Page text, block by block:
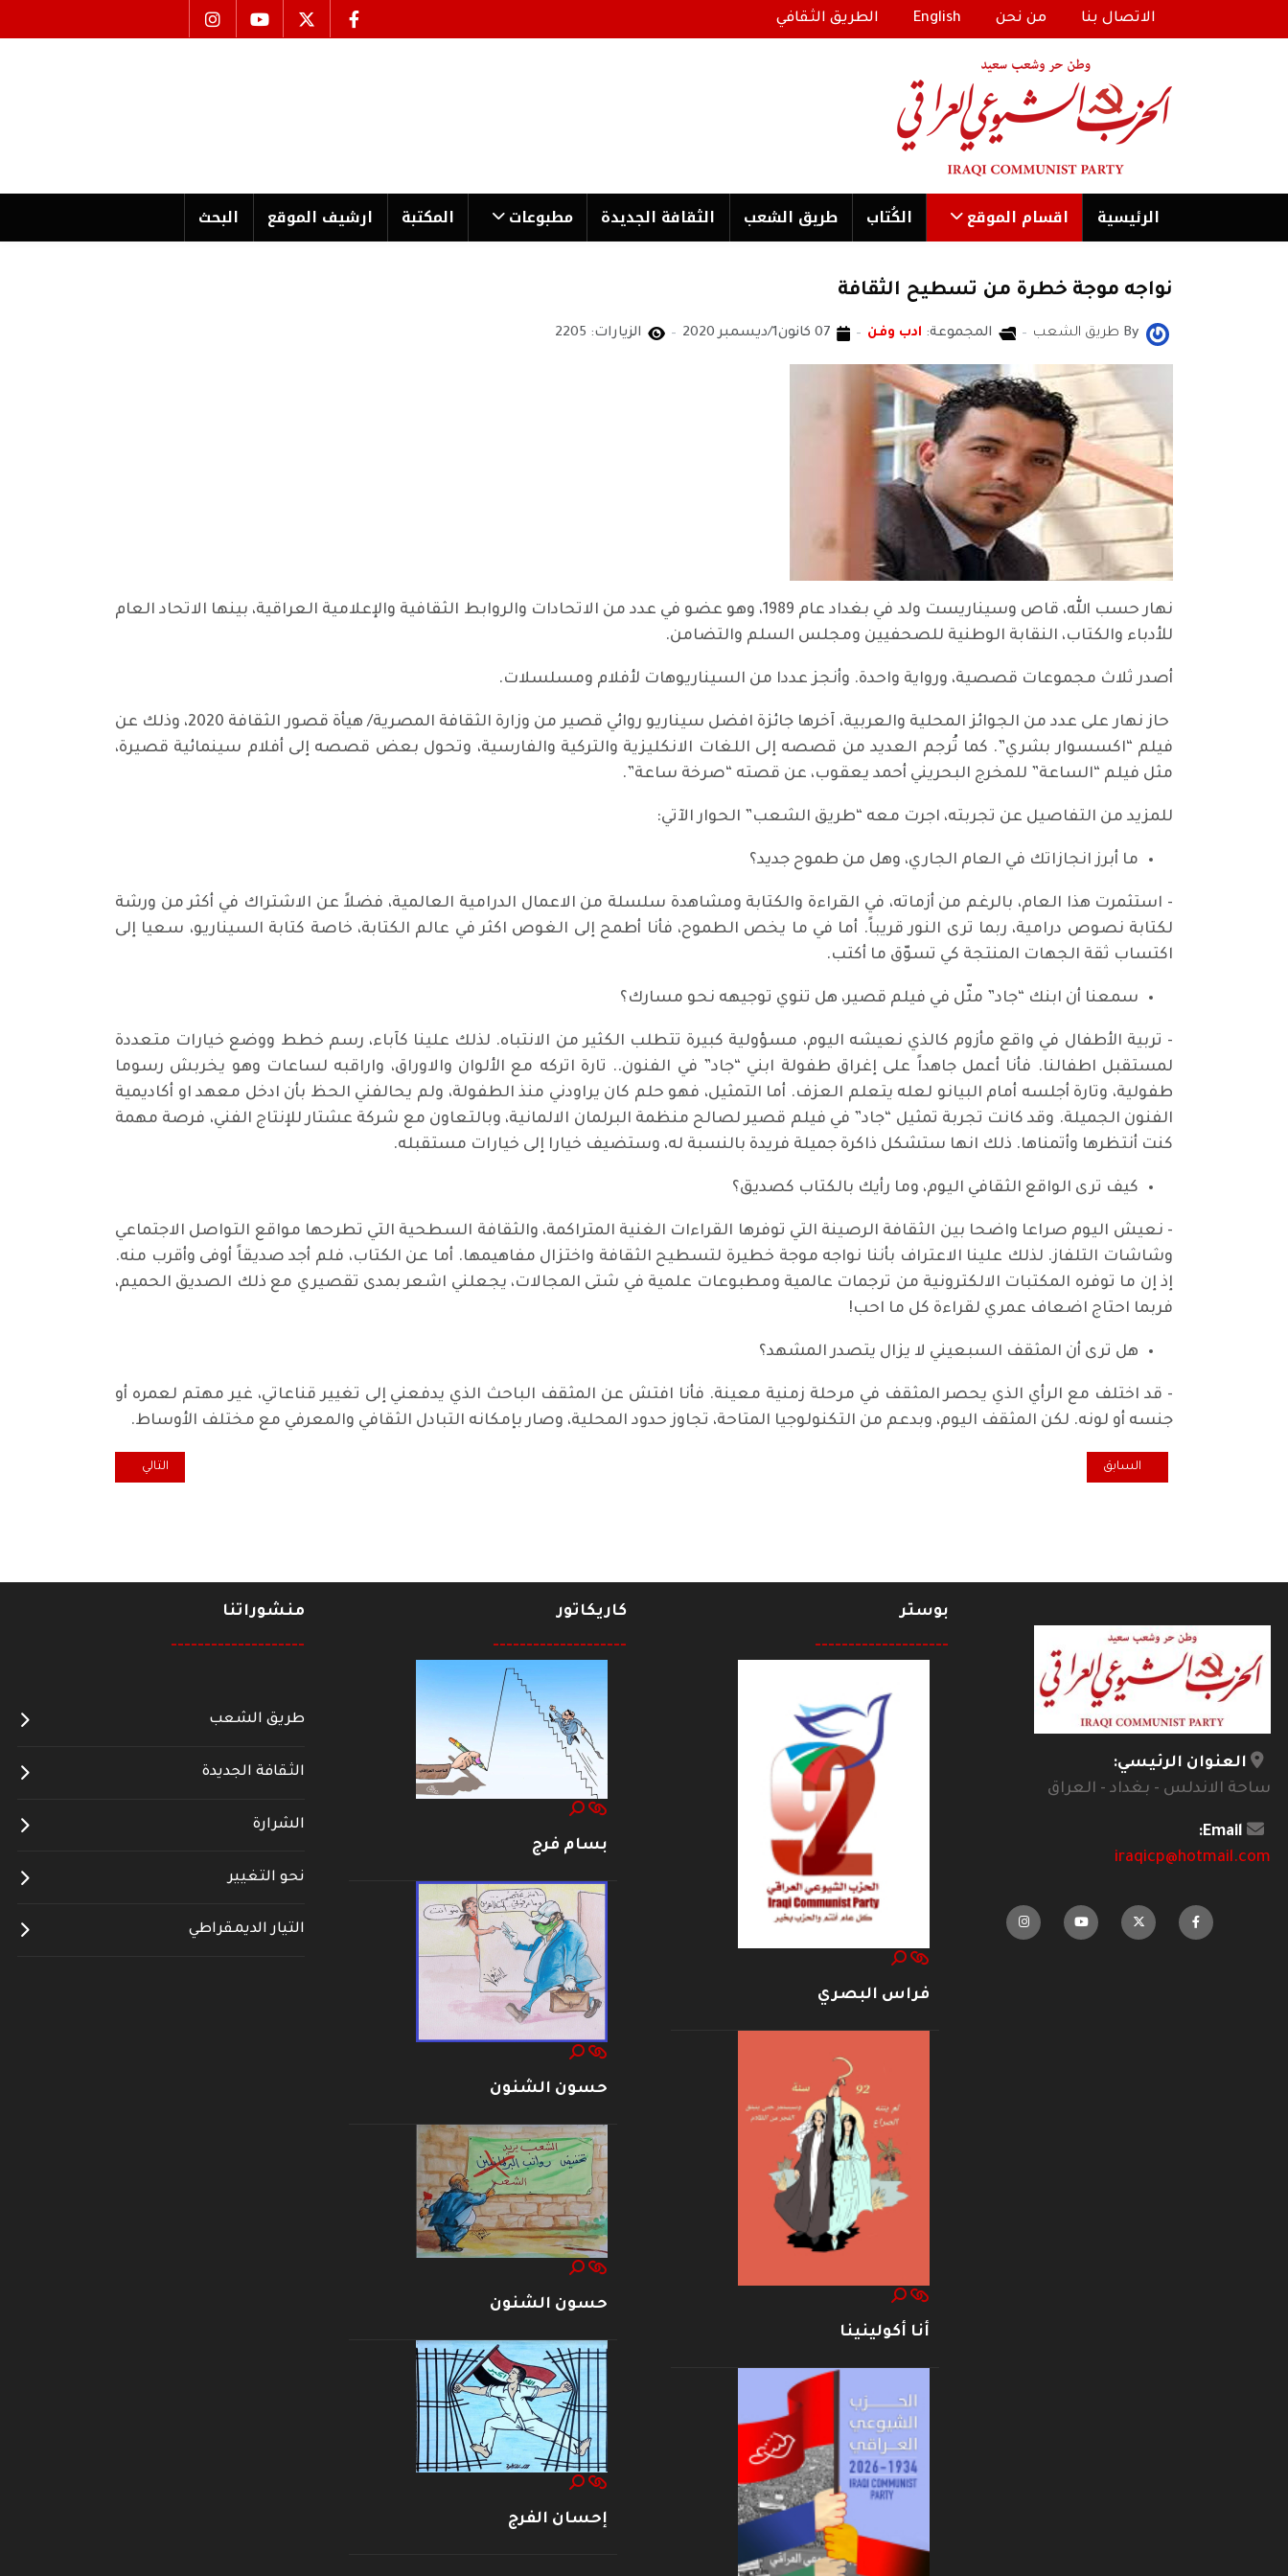
الاتصال بنا من نحن English الطريق الثقافي
الرئیسية اقسام الموقع الكُتاب طریق الشعب الثقافة الجدیدة مطبوعات المكتبة ارشیف الموقع البحث
نواجه موجة خطرة من تسطيح الثقافة
By طريق الشعب المجموعة: ادب وفن 07 كانون1/ديسمبر 2020 الزيارات: 2205
نهار حسب الله، قاص وسيناريست ولد في بغداد عام 1989، وهو عضو في عدد من الاتحادات والروابط الثقافية والإعلامية العراقية، بينها الاتحاد العام
للأدباء والكتاب، النقابة الوطنية للصحفيين ومجلس السلم والتضامن.
أصدر ثلاث مجموعات قصصية، ورواية واحدة. وأنجز عددا من السيناريوهات لأفلام ومسلسلات.
حاز نهار على عدد من الجوائز المحلية والعربية، آخرها جائزة افضل سيناريو روائي قصير من وزارة الثقافة المصرية/ هيأة قصور الثقافة 2020، وذلك عن
فيلم “اكسسوار بشري”. كما تُرجم العديد من قصصه إلى اللغات الانكليزية والتركية والفارسية، وتحول بعض قصصه إلى أفلام سينمائية قصيرة،
مثل فيلم “الساعة” للمخرج البحريني أحمد يعقوب، عن قصته “صرخة ساعة”.
للمزيد من التفاصيل عن تجربته، اجرت معه “طريق الشعب” الحوار الآتي:
ما أبرز انجازاتك في العام الجاري، وهل من طموح جديد؟
- استثمرت هذا العام، بالرغم من أزماته، في القراءة والكتابة ومشاهدة سلسلة من الاعمال الدرامية العالمية، فضلاً عن الاشتراك في أكثر من ورشة
لكتابة نصوص درامية، ربما ترى النور قريباً. أما في ما يخص الطموح، فأنا أطمح إلى الغوص اكثر في عالم الكتابة، خاصة كتابة السيناريو، سعيا إلى
اكتساب ثقة الجهات المنتجة كي تسوّق ما أكتب.
سمعنا أن ابنك “جاد” مثّل في فيلم قصير، هل تنوي توجيهه نحو مسارك؟
- تربية الأطفال في واقع مأزوم كالذي نعيشه اليوم، مسؤولية كبيرة تتطلب الكثير من الانتباه. لذلك علينا كآباء، رسم خطط ووضع خيارات متعددة
لمستقبل اطفالنا. فأنا أعمل جاهداً على إغراق طفولة ابني “جاد” في الفنون.. تارة اتركه مع الألوان والاوراق، واراقبه لساعات وهو يخربش رسوما
طفولية، وتارة أجلسه أمام البيانو لعله يتعلم العزف. أما التمثيل، فهو حلم كان يراودني منذ الطفولة، ولم يحالفني الحظ بأن ادخل معهد او أكاديمية
الفنون الجميلة. وقد كانت تجربة تمثيل “جاد” في فيلم قصير لصالح منظمة البرلمان الالمانية، وبالتعاون مع شركة عشتار للإنتاج الفني، فرصة مهمة
كنت أنتظرها وأتمناها. ذلك انها ستشكل ذاكرة جميلة فريدة بالنسبة له، وستضيف خيارا إلى خيارات مستقبله.
كيف ترى الواقع الثقافي اليوم، وما رأيك بالكتاب كصديق؟
- نعيش اليوم صراعا واضحا بين الثقافة الرصينة التي توفرها القراءات الغنية المتراكمة، والثقافة السطحية التي تطرحها مواقع التواصل الاجتماعي
وشاشات التلفاز. لذلك علينا الاعتراف بأننا نواجه موجة خطيرة لتسطيح الثقافة واختزال مفاهيمها. أما عن الكتاب، فلم أجد صديقاً أوفى وأقرب منه.
إذ إن ما توفره المكتبات الالكترونية من ترجمات عالمية ومطبوعات علمية في شتى المجالات، يجعلني اشعر بمدى تقصيري مع ذلك الصديق الحميم،
فربما احتاج اضعاف عمري لقراءة كل ما احب!
هل ترى أن المثقف السبعيني لا يزال يتصدر المشهد؟
- قد اختلف مع الرأي الذي يحصر المثقف في مرحلة زمنية معينة. فأنا افتش عن المثقف الباحث الذي يدفعني إلى تغيير قناعاتي، غير مهتم لعمره أو
جنسه أو لونه. لكن المثقف اليوم، وبدعم من التكنولوجيا المتاحة، تجاوز حدود المحلية، وصار بإمكانه التبادل الثقافي والمعرفي مع مختلف الأوساط.
المقال السابق: من هو "أبا مهند" الذي خاطبه الجـواهـري في ميميّـته الغاضبة عام 1983 ؟!
السابق المقال التالي:
التالي
العنوان الرئيسي:
ساحة الاندلس - بغداد - العراق
Email:
iraqicp@hotmail.com
بوستر
--------------------
فراس البصري
أنا أكولينينا
كاريكاتور
--------------------
بسام فرج
حسون الشنون
حسون الشنون
إحسان الفرج
منشوراتنا
--------------------
طريق الشعب
الثقافة الجديدة
الشرارة
نحو التغيير
التيار الديمقراطي